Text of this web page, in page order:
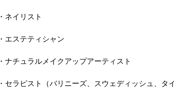
・ネイリスト
・エステティシャン
・ナチュラルメイクアップアーティスト
・セラピスト（バリニーズ、スウェディッシュ、タ